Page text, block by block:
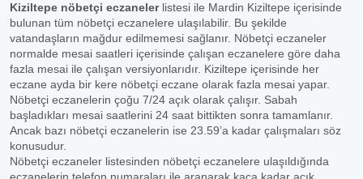
Kiziltepe nöbetçi eczanelerlistesi ile Mardin Kiziltepe içerisinde
bulunan tüm nöbetçi eczanelere ulaşılabilir. Bu şekilde
vatandaşların mağdur edilmemesi sağlanır. Nöbetçi eczaneler
normalde mesai saatleri içerisinde çalışan eczanelere göre daha
fazla mesai ile çalışan versiyonlarıdır. Kiziltepe içerisinde her
eczane ayda bir kere nöbetçi eczane olarak fazla mesai yapar.
Nöbetçi eczanelerin çoğu 7/24 açık olarak çalışır. Sabah
başladıkları mesai saatlerini 24 saat bittikten sonra tamamlanır.
Ancak bazı nöbetçi eczanelerin ise 23.59’a kadar çalışmaları söz
konusudur.
Nöbetçi eczaneler listesinden nöbetçi eczanelere ulaşıldığında